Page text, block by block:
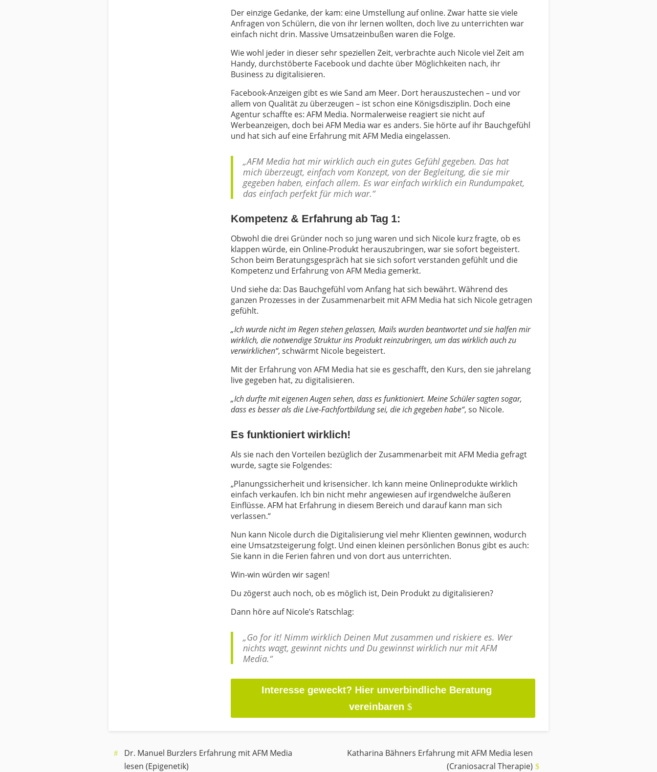
Der einzige Gedanke, der kam: eine Umstellung auf online. Zwar hatte sie viele
Anfragen von Schülern, die von ihr lernen wollten, doch live zu unterrichten war
einfach nicht drin. Massive Umsatzeinbußen waren die Folge.
Wie wohl jeder in dieser sehr speziellen Zeit, verbrachte auch Nicole viel Zeit am
Handy, durchstöberte Facebook und dachte über Möglichkeiten nach, ihr
Business zu digitalisieren.
Facebook-Anzeigen gibt es wie Sand am Meer. Dort herauszustechen – und vor
allem von Qualität zu überzeugen – ist schon eine Königsdisziplin. Doch eine
Agentur schaffte es: AFM Media. Normalerweise reagiert sie nicht auf
Werbeanzeigen, doch bei AFM Media war es anders. Sie hörte auf ihr Bauchgefühl
und hat sich auf eine Erfahrung mit AFM Media eingelassen.
„AFM Media hat mir wirklich auch ein gutes Gefühl gegeben. Das hat
mich überzeugt, einfach vom Konzept, von der Begleitung, die sie mir
gegeben haben, einfach allem. Es war einfach wirklich ein Rundumpaket,
das einfach perfekt für mich war.“
Kompetenz & Erfahrung ab Tag 1:
Obwohl die drei Gründer noch so jung waren und sich Nicole kurz fragte, ob es
klappen würde, ein Online-Produkt herauszubringen, war sie sofort begeistert.
Schon beim Beratungsgespräch hat sie sich sofort verstanden gefühlt und die
Kompetenz und Erfahrung von AFM Media gemerkt.
Und siehe da: Das Bauchgefühl vom Anfang hat sich bewährt. Während des
ganzen Prozesses in der Zusammenarbeit mit AFM Media hat sich Nicole getragen
gefühlt.
„Ich wurde nicht im Regen stehen gelassen, Mails wurden beantwortet und sie halfen mir
wirklich, die notwendige Struktur ins Produkt reinzubringen, um das wirklich auch zu
verwirklichen“, schwärmt Nicole begeistert.
Mit der Erfahrung von AFM Media hat sie es geschafft, den Kurs, den sie jahrelang
live gegeben hat, zu digitalisieren.
„Ich durfte mit eigenen Augen sehen, dass es funktioniert. Meine Schüler sagten sogar,
dass es besser als die Live-Fachfortbildung sei, die ich gegeben habe“, so Nicole.
Es funktioniert wirklich!
Als sie nach den Vorteilen bezüglich der Zusammenarbeit mit AFM Media gefragt
wurde, sagte sie Folgendes:
„Planungssicherheit und krisensicher. Ich kann meine Onlineprodukte wirklich
einfach verkaufen. Ich bin nicht mehr angewiesen auf irgendwelche äußeren
Einflüsse. AFM hat Erfahrung in diesem Bereich und darauf kann man sich
verlassen.“
Nun kann Nicole durch die Digitalisierung viel mehr Klienten gewinnen, wodurch
eine Umsatzsteigerung folgt. Und einen kleinen persönlichen Bonus gibt es auch:
Sie kann in die Ferien fahren und von dort aus unterrichten.
Win-win würden wir sagen!
Du zögerst auch noch, ob es möglich ist, Dein Produkt zu digitalisieren?
Dann höre auf Nicole’s Ratschlag:
„Go for it! Nimm wirklich Deinen Mut zusammen und riskiere es. Wer
nichts wagt, gewinnt nichts und Du gewinnst wirklich nur mit AFM
Media.“
Interesse geweckt? Hier unverbindliche Beratung
vereinbaren
Dr. Manuel Burzlers Erfahrung mit AFM Media
lesen (Epigenetik)
Katharina Bähners Erfahrung mit AFM Media lesen
(Craniosacral Therapie)